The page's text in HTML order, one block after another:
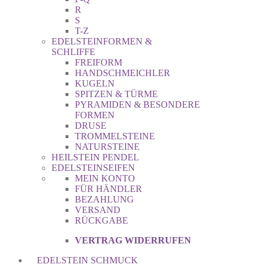
R
S
T-Z
EDELSTEINFORMEN &
SCHLIFFE
FREIFORM
HANDSCHMEICHLER
KUGELN
SPITZEN & TÜRME
PYRAMIDEN & BESONDERE
FORMEN
DRUSE
TROMMELSTEINE
NATURSTEINE
HEILSTEIN PENDEL
EDELSTEINSEIFEN
MEIN KONTO
FÜR HÄNDLER
BEZAHLUNG
VERSAND
RÜCKGABE
VERTRAG WIDERRUFEN
EDELSTEIN SCHMUCK